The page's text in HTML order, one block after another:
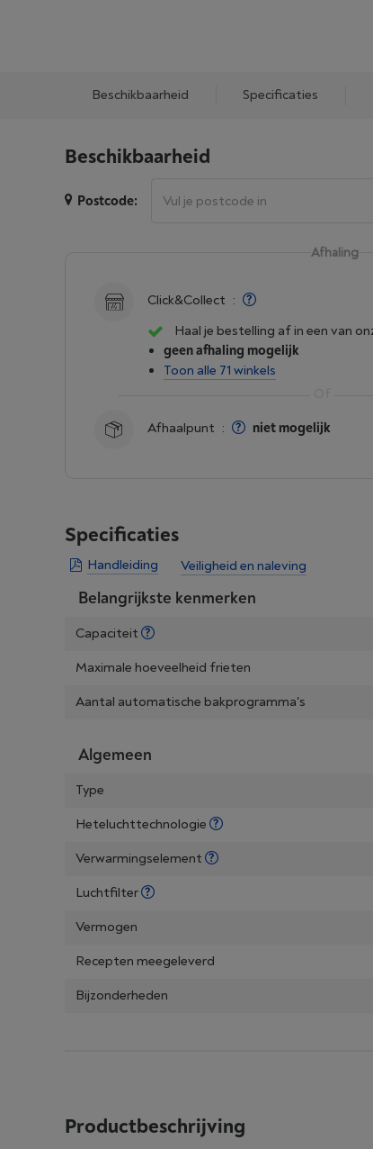
Beschikbaarheid Specificaties
Beschikbaarheid
Postcode:
Afhaling
Click&Collect :
Haal je bestelling af in een van
geen afhaling mogelijk
Toon alle 71 winkels
Afhaalpunt : niet mogelijk
Specificaties
Handleiding Veiligheid en naleving
Belangrijkste kenmerken
Capaciteit
Maximale hoeveelheid frieten
Aantal automatische bakprogramma's
Algemeen
Type
Heteluchttechnologie
Verwarmingselement
Luchtfilter
Vermogen
Recepten meegeleverd
Bijzonderheden
Productbeschrijving